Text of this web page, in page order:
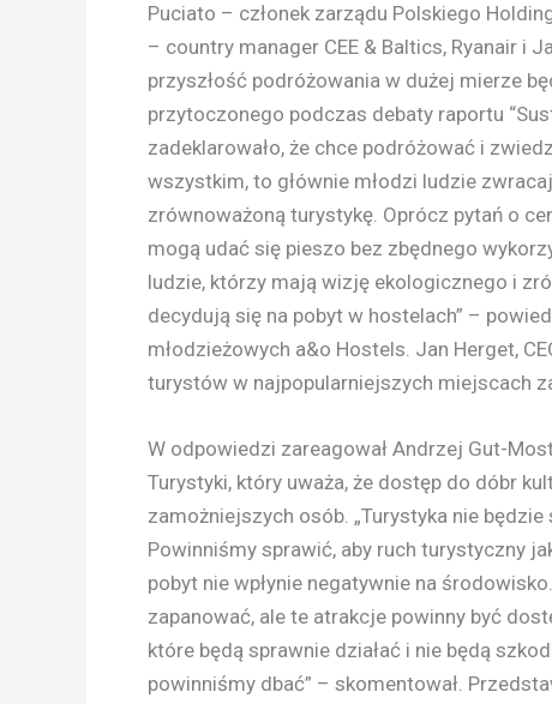
Puciato – członek zarządu Polskiego
– country manager CEE & Baltics, Ryanair i
przyszłość podróżowania w dużej mierze
przytoczonego podczas debaty raportu
zadeklarowało, że chce podróżować i
wszystkim, to głównie młodzi ludzie
zrównoważoną turystykę. Oprócz pytań o
mogą udać się pieszo bez zbędnego
ludzie, którzy mają wizję ekologicznego i
decydują się na pobyt w hostelach” –
młodzieżowych a&o Hostels. Jan Herget,
turystów w najpopularniejszych miejscach
W odpowiedzi zareagował Andrzej Gut-
Turystyki, który uważa, że dostęp do dóbr
zamożniejszych osób. „Turystyka nie
Powinniśmy sprawić, aby ruch turystyczny
pobyt nie wpłynie negatywnie na
zapanować, ale te atrakcje powinny być
które będą sprawnie działać i nie będą
powinniśmy dbać” – skomentował.